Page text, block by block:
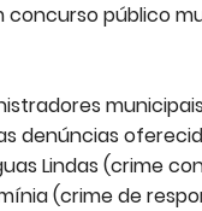
concurso público
denúncias
Lindas (crime
(crime de